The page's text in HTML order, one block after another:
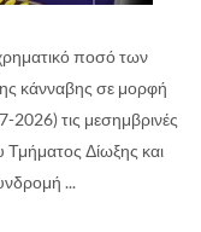
ποσό των
κάνναβης σε μορφή
τις μεσημβρινές
Δίωξης και
...